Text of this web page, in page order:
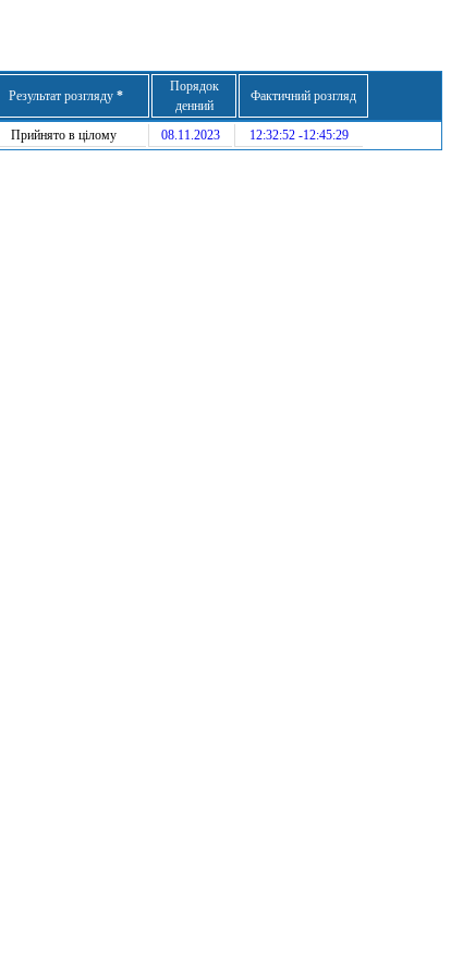
Результат розгляду *
Порядок
денний
Фактичний розгляд
Прийнято в цілому 08.11.2023 12:32:52 -12:45:29